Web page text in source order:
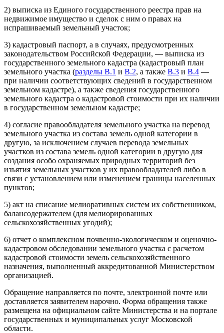
2) выписка из Единого государственного реестра прав на
недвижимое имущество и сделок с ним о правах на
испрашиваемый земельный участок;
3) кадастровый паспорт, а в случаях, предусмотренных
законодательством Российской Федерации, — выписка из
государственного земельного кадастра (кадастровый план
земельного участка (разделы В.1 и В.2, а также В.3 и В.4 —
при наличии соответствующих сведений в государственном
земельном кадастре), а также сведения государственного
земельного кадастра о кадастровой стоимости при их наличии
в государственном земельном кадастре;
4) согласие правообладателя земельного участка на перевод
земельного участка из состава земель одной категории в
другую, за исключением случаев перевода земельных
участков из состава земель одной категории в другую для
создания особо охраняемых природных территорий без
изъятия земельных участков у их правообладателей либо в
связи с установлением или изменением границы населенных
пунктов;
5) акт на списание мелиоративных систем их собственником,
балансодержателем (для мелиорированных
сельскохозяйственных угодий);
6) отчет о комплексном почвенно-экологическом и оценочно-
кадастровом обследовании земельного участка с расчетом
кадастровой стоимости земель сельскохозяйственного
назначения, выполненный аккредитованной Министерством
организацией.
Обращение направляется по почте, электронной почте или
доставляется заявителем нарочно. Форма обращения также
размещена на официальном сайте Министерства и на портале
государственных и муниципальных услуг Московской
области.